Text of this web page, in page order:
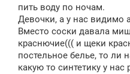
пить воду по ночам.
Девочки, а у нас видимо
Вместо соски давала
краснючие((( и щеки
постельное белье, то ли
какую то синтетику у нас